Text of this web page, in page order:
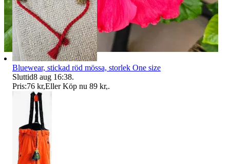
Bluewear, stickad röd mössa, storlek One size
Sluttid8 aug 16:38.
Pris:76 kr,Eller Köp nu 89 kr,.